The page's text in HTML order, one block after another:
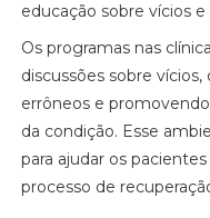
educação sobre vícios
Os programas nas
discussões sobre
errôneos e
da condição. Esse
para ajudar os
processo de